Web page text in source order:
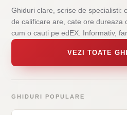
Ghiduri clare, scrise de specialisti:
de calificare are, cate ore dureaza
cum o cauti pe edEX. Informativ,
VEZI TOATE
GHIDURI POPULARE